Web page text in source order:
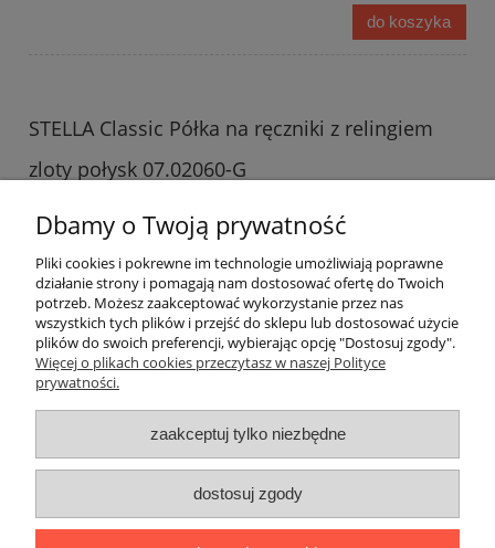
do koszyka
STELLA Classic Półka na ręczniki z relingiem
zloty połysk 07.02060-G
Informacje o sklepie
Warunki zakupów
Twoje konto
Dbamy o Twoją prywatność
Pliki cookies i pokrewne im technologie umożliwiają poprawne
działanie strony i pomagają nam dostosować ofertę do Twoich
potrzeb. Możesz zaakceptować wykorzystanie przez nas
wszystkich tych plików i przejść do sklepu lub dostosować użycie
plików do swoich preferencji, wybierając opcję "Dostosuj zgody".
Więcej o plikach cookies przeczytasz w naszej Polityce
prywatności.
zaakceptuj tylko niezbędne
dostosuj zgody